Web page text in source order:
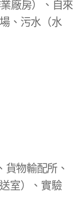
廠房）、自來
、污水（水
物輸配所、
室）、實驗